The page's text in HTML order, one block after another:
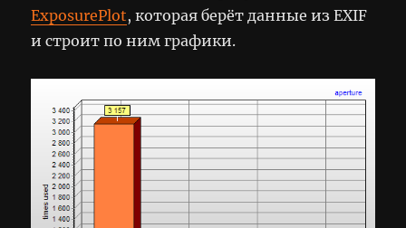
ExposurePlot, которая берёт данные из EXIF
и строит по ним графики.